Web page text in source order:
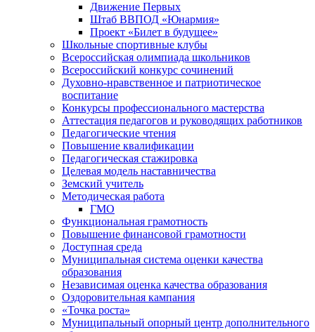
Движение Первых
Штаб ВВПОД «Юнармия»
Проект «Билет в будущее»
Школьные спортивные клубы
Всероссийская олимпиада школьников
Всероссийский конкурс сочинений
Духовно-нравственное и патриотическое
воспитание
Конкурсы профессионального мастерства
Аттестация педагогов и руководящих работников
Педагогические чтения
Повышение квалификации
Педагогическая стажировка
Целевая модель наставничества
Земский учитель
Методическая работа
ГМО
Функциональная грамотность
Повышение финансовой грамотности
Доступная среда
Муниципальная система оценки качества
образования
Независимая оценка качества образования
Оздоровительная кампания
«Точка роста»
Муниципальный опорный центр дополнительного